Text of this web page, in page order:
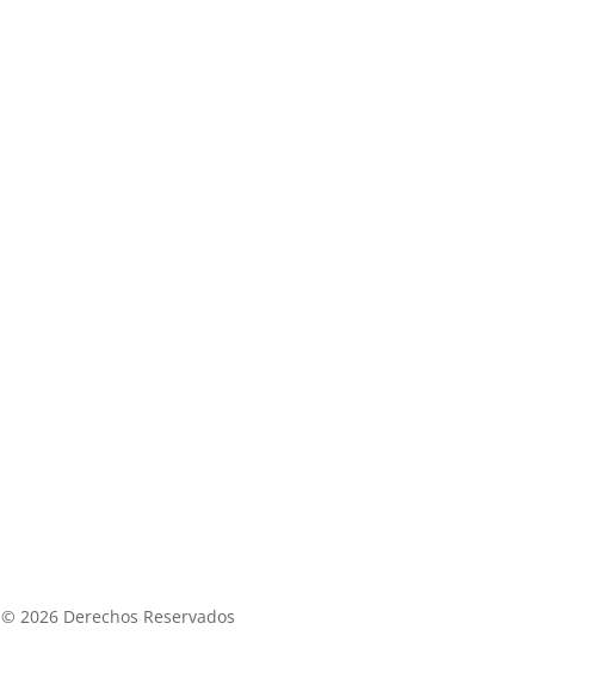
© 2026 Derechos Reservados